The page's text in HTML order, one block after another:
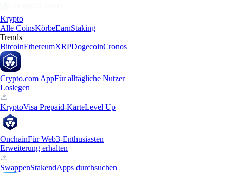
Krypto
Alle CoinsKörbeEarnStaking
Trends
BitcoinEthereumXRPDogecoinCronos
Crypto.com AppFür alltägliche Nutzer
Loslegen
KryptoVisa Prepaid-KarteLevel Up
OnchainFür Web3-Enthusiasten
Erweiterung erhalten
SwappenStakendApps durchsuchen